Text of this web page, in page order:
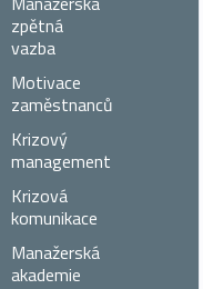
zpětná
vazba
Motivace
zaměstnanců
Krizový
management
Krizová
komunikace
Manažerská
akademie